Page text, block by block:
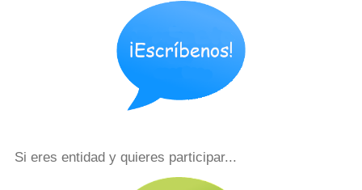
Si eres entidad y quieres participar...